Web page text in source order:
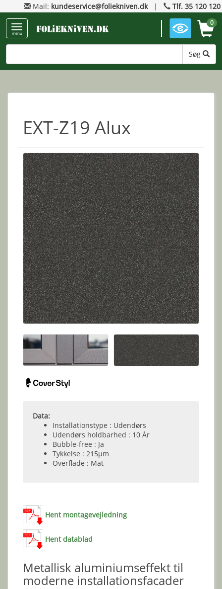
Mail: kundeservice@foliekniven.dk| Tlf. 35 120 120
menu
Søg
0
EXT-Z19 Alux
Data:
Installationstype : Udendørs
Udendørs holdbarhed : 10 År
Bubble-free : Ja
Tykkelse : 215µm
Overflade : Mat
Hent montagevejledning
Hent datablad
Metallisk aluminiumseffekt til
moderne installationsfacader